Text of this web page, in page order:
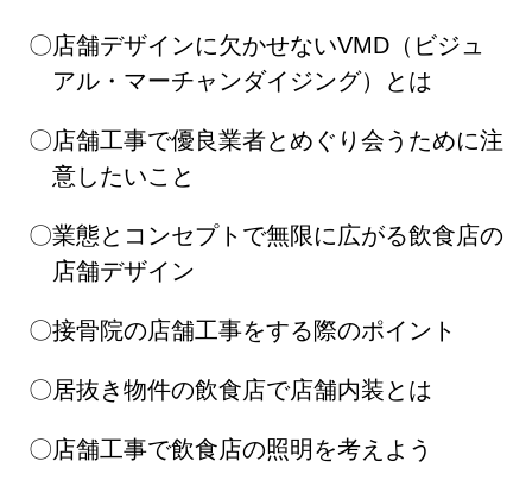
店舗デザインに欠かせないVMD（ビジュ
アル・マーチャンダイジング）とは
店舗工事で優良業者とめぐり会うために注
意したいこと
業態とコンセプトで無限に広がる飲食店の
店舗デザイン
接骨院の店舗工事をする際のポイント
居抜き物件の飲食店で店舗内装とは
店舗工事で飲食店の照明を考えよう